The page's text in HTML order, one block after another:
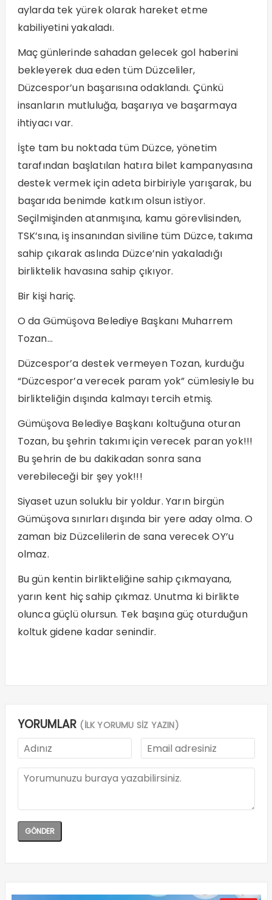
aylarda tek yürek olarak hareket etme
kabiliyetini yakaladı.
Maç günlerinde sahadan gelecek gol haberini
bekleyerek dua eden tüm Düzceliler,
Düzcespor’un başarısına odaklandı. Çünkü
insanların mutluluğa, başarıya ve başarmaya
ihtiyacı var.
İşte tam bu noktada tüm Düzce, yönetim
tarafından başlatılan hatıra bilet kampanyasına
destek vermek için adeta birbiriyle yarışarak, bu
başarıda benimde katkım olsun istiyor.
Seçilmişinden atanmışına, kamu görevlisinden,
TSK’sına, iş insanından siviline tüm Düzce, takıma
sahip çıkarak aslında Düzce’nin yakaladığı
birliktelik havasına sahip çıkıyor.
Bir kişi hariç.
O da Gümüşova Belediye Başkanı Muharrem
Tozan…
Düzcespor’a destek vermeyen Tozan, kurduğu
“Düzcespor’a verecek param yok” cümlesiyle bu
birlikteliğin dışında kalmayı tercih etmiş.
Gümüşova Belediye Başkanı koltuğuna oturan
Tozan, bu şehrin takımı için verecek paran yok!!!
Bu şehrin de bu dakikadan sonra sana
verebileceği bir şey yok!!!
Siyaset uzun soluklu bir yoldur. Yarın birgün
Gümüşova sınırları dışında bir yere aday olma. O
zaman biz Düzcelilerin de sana verecek OY’u
olmaz.
Bu gün kentin birlikteliğine sahip çıkmayana,
yarın kent hiç sahip çıkmaz. Unutma ki birlikte
olunca güçlü olursun. Tek başına güç oturduğun
koltuk gidene kadar senindir.
YORUMLAR (İLK YORUMU SİZ YAZIN)